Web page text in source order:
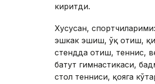
киритди.
Хусусан,
эшкак эшиш, ўқ отиш,
стендда отиш, теннис,
батут гимнастикаси,
стол тенниси, қояга